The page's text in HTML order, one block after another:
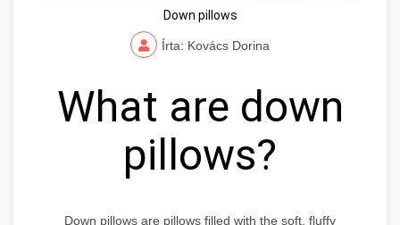
Down pillows
Írta: Kovács Dorina
What are down
pillows?
Down pillows are pillows filled with the soft, fluffy